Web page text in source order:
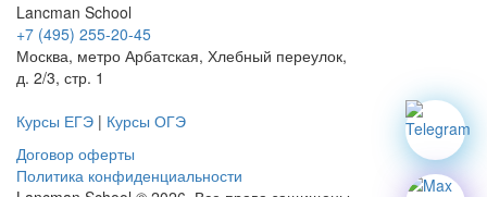
Lancman School
+7 (495) 255-20-45
Москва, метро Арбатская, Хлебный переулок,
д. 2/3, стр. 1
Курсы ЕГЭ | Курсы ОГЭ
Договор оферты
Политика конфиденциальности